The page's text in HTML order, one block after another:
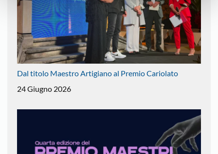
Dal titolo Maestro Artigiano al Premio Cariolato
24 Giugno 2026